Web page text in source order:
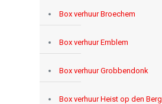
Box verhuur Broechem
Box verhuur Emblem
Box verhuur Grobbendonk
Box verhuur Heist op den Berg